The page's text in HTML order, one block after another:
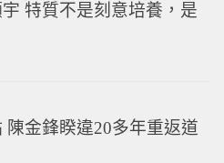
特質不是刻意培養，是
金鋒睽違20多年重返道